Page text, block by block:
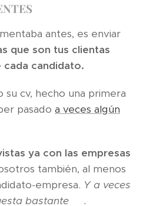
antes, es enviar
que son tus clientas
candidato.
su cv, hecho una primera
pasado a veces algún
ya con las empresas
también, al menos
empresa. Y a veces
bastante
☹.